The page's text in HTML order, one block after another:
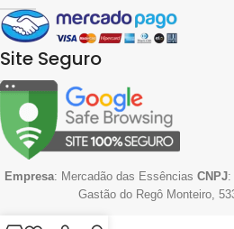
Site Seguro
Empresa: Mercadão das Essências CNPJ:
Gastão do Regô Monteiro,